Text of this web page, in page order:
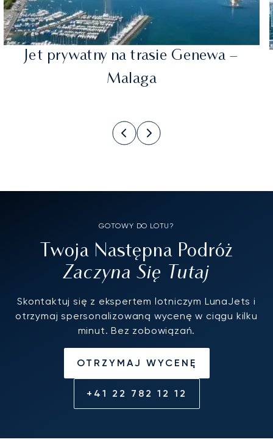
Jet prywatny na trasie Genewa –
Malaga
GOTOWY DO LOTU?
Twoja Następna Podróż
Zaczyna Się Tutaj
Skontaktuj się z ekspertem lotniczym LunaJets i
otrzymaj spersonalizowaną wycenę w ciągu kilku
minut. Bez zobowiązań.
OTRZYMAJ WYCENĘ
+41 22 782 12 12